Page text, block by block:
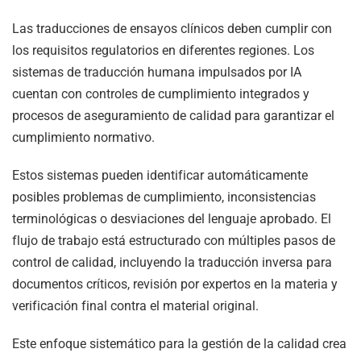
Las traducciones de ensayos clínicos deben cumplir con
los requisitos regulatorios en diferentes regiones. Los
sistemas de traducción humana impulsados por IA
cuentan con controles de cumplimiento integrados y
procesos de aseguramiento de calidad para garantizar el
cumplimiento normativo.
Estos sistemas pueden identificar automáticamente
posibles problemas de cumplimiento, inconsistencias
terminológicas o desviaciones del lenguaje aprobado. El
flujo de trabajo está estructurado con múltiples pasos de
control de calidad, incluyendo la traducción inversa para
documentos críticos, revisión por expertos en la materia y
verificación final contra el material original.
Este enfoque sistemático para la gestión de la calidad crea